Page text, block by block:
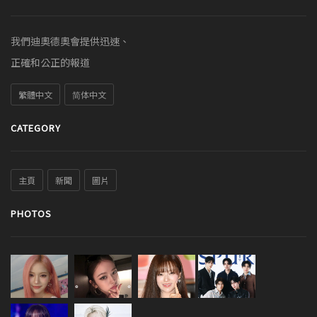
我們迪奧德奧會提供迅速、
正確和公正的報道
繁體中文 简体中文
CATEGORY
主頁 新聞 圖片
PHOTOS